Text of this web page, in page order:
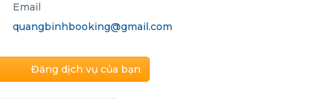
Email
quangbinhbooking@gmail.com
Đăng dịch vụ của bạn